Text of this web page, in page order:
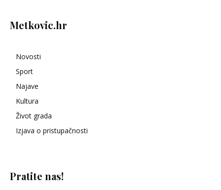
Metkovic.hr
Novosti
Sport
Najave
Kultura
Život grada
Izjava o pristupačnosti
Pratite nas!